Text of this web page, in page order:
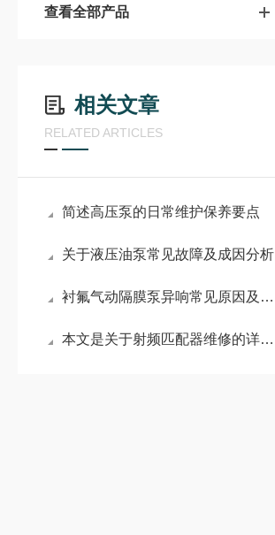
查看全部产品
相关文章
RELATED ARTICLES
简述高压泵的日常维护保养要点
关于液压油泵常见故障及成因分析
衬氟气动隔膜泵异响常见原因及维修方法
本文是关于射频匹配器维修的详细阐述